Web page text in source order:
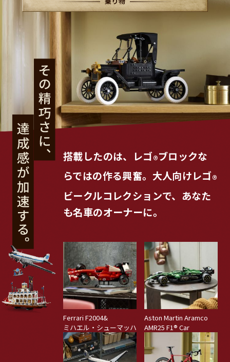
搭載したのは、レゴ®ブロックな
らではの作る興奮。大人向けレゴ®
ビークルコレクションで、あなた
も名車のオーナーに。
Ferrari F2004&
ミハエル・シューマッハ
Aston Martin Aramco
AMR25 F1® Car